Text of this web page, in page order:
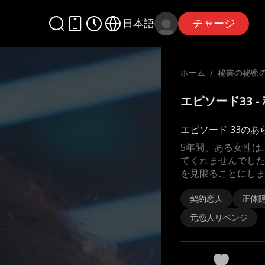
日本語 チャージ
ホーム / 秘書の秘密
エピソード33 -
エピソード 33のあ
5年間、ある女性
てくれませんでし
を見限ることにし
契約恋人
正体
元恋人リベンジ